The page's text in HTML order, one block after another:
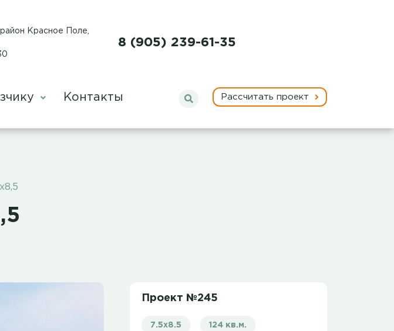
Красное Поле
8 (905) 239-61-35
Контакты Рассчитать проект
Проект №245
7.5х8.5 124 кв.м.